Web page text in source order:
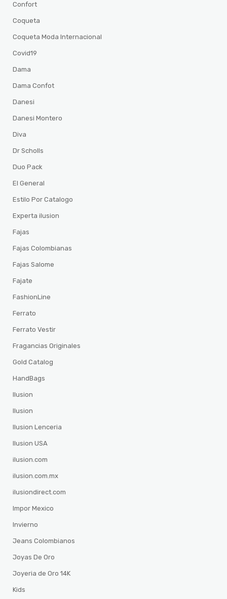
Confort
Coqueta
Coqueta Moda Internacional
Covid19
Dama
Dama Confot
Danesi
Danesi Montero
Diva
Dr Scholls
Duo Pack
El General
Estilo Por Catalogo
Experta ilusion
Fajas
Fajas Colombianas
Fajas Salome
Fajate
FashionLine
Ferrato
Ferrato Vestir
Fragancias Originales
Gold Catalog
HandBags
Ilusion
Ilusion
Ilusion Lenceria
Ilusion USA
ilusion.com
ilusion.com.mx
ilusiondirect.com
Impor Mexico
Invierno
Jeans Colombianos
Joyas De Oro
Joyeria de Oro 14K
Kids